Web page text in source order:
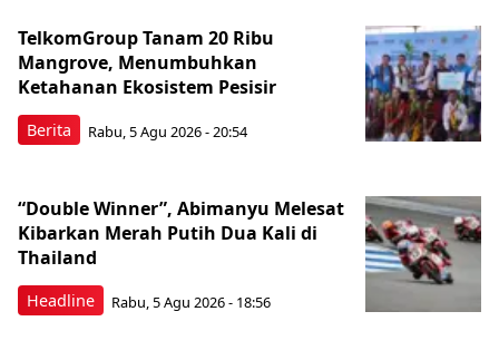
Berita
TelkomGroup Tanam 20 Ribu
Mangrove, Menumbuhkan
Ketahanan Ekosistem Pesisir
Rabu, 5 Agu 2026 - 20:54
Headline
“Double Winner”, Abimanyu Melesat
Kibarkan Merah Putih Dua Kali di
Thailand
Rabu, 5 Agu 2026 - 18:56